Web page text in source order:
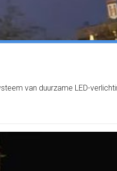
van duurzame LED-